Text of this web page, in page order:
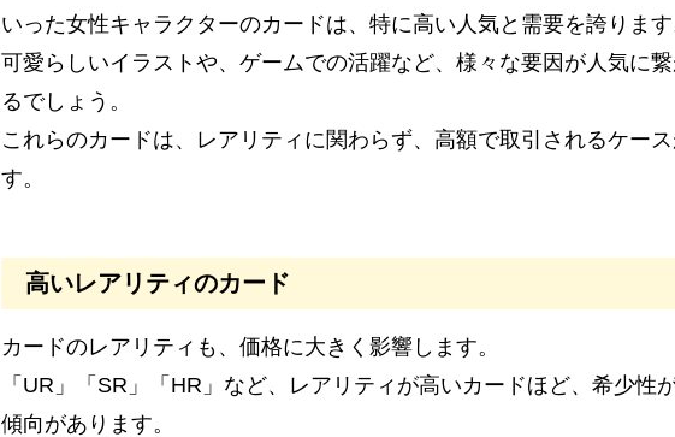
いった女性キャラクターのカードは、特に高い人気と需要を誇ります
可愛らしいイラストや、ゲームでの活躍など、様々な要因が人気に繋
るでしょう。
これらのカードは、レアリティに関わらず、高額で取引されるケー
す。
高いレアリティのカード
カードのレアリティも、価格に大きく影響します。
「UR」「SR」「HR」など、レアリティが高いカードほど、希少性
傾向があります。